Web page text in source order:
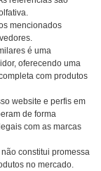
mencionados
é uma
oferecendo uma
com produtos
website e perfis em
de forma
com as marcas
constitui promessa
no mercado.